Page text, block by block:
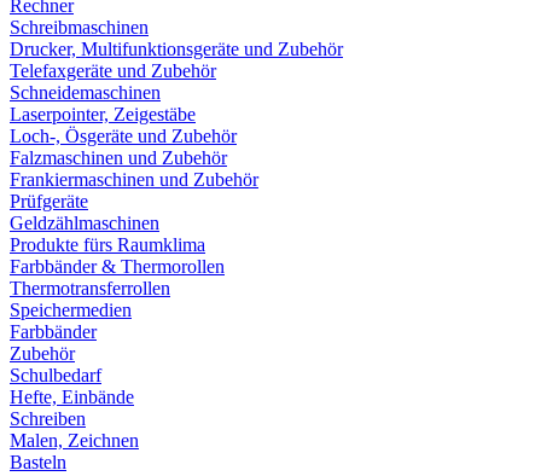
Rechner
Schreibmaschinen
Drucker, Multifunktionsgeräte und Zubehör
Telefaxgeräte und Zubehör
Schneidemaschinen
Laserpointer, Zeigestäbe
Loch-, Ösgeräte und Zubehör
Falzmaschinen und Zubehör
Frankiermaschinen und Zubehör
Prüfgeräte
Geldzählmaschinen
Produkte fürs Raumklima
Farbbänder & Thermorollen
Thermotransferrollen
Speichermedien
Farbbänder
Zubehör
Schulbedarf
Hefte, Einbände
Schreiben
Malen, Zeichnen
Basteln